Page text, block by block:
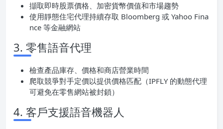
擷取即時股票價格、加密貨幣價值和市場趨勢
使用靜態住宅代理持續存取 Bloomberg 或 Yahoo Fina
nce 等金融網站
3. 零售語音代理
檢查產品庫存、價格和商店營業時間
爬取競爭對手定價以提供價格匹配（IPFLY 的動態代理
可避免在零售網站被封鎖）
4. 客戶支援語音機器人